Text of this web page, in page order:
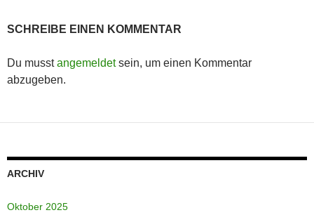
SCHREIBE EINEN KOMMENTAR
Du musstangemeldetsein, um einen Kommentar
abzugeben.
ARCHIV
Oktober 2025